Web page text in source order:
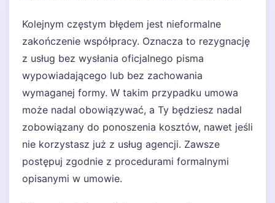
Kolejnym częstym błędem jest nieformalne
zakończenie współpracy. Oznacza to rezygnację
z usług bez wysłania oficjalnego pisma
wypowiadającego lub bez zachowania
wymaganej formy. W takim przypadku umowa
może nadal obowiązywać, a Ty będziesz nadal
zobowiązany do ponoszenia kosztów, nawet jeśli
nie korzystasz już z usług agencji. Zawsze
postępuj zgodnie z procedurami formalnymi
opisanymi w umowie.